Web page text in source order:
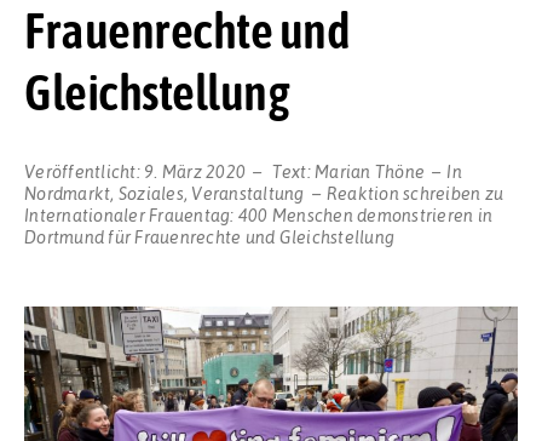
Frauenrechte und
Gleichstellung
Veröffentlicht: 9. März 2020 Text: Marian Thöne
In
Nordmarkt, Soziales, Veranstaltung Reaktion schreiben zu
Internationaler Frauentag: 400 Menschen demonstrieren in
Dortmund für Frauenrechte und Gleichstellung